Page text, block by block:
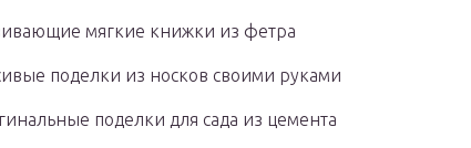
мягкие книжки из фетра
поделки из носков своими руками
поделки для сада из цемента